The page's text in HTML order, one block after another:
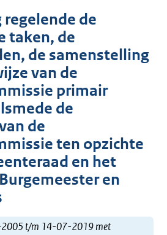
de
taken, de
de samenstelling
van de
primair
de
de
ten opzichte
en het
en
2005 t/m 14-07-2019 met